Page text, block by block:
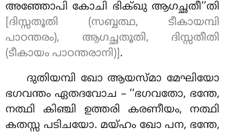
അഞ്ഞോപി കോചി ഭിക്ഖു ആഗച്ഛതീ’’തി
[ദിസ്സതൂതി (സബ്ബത്ഥ, ടീകായമ്പി
പാഠന്തരം), ആഗച്ഛതൂതി, ദിസ്സതീതി
(ടീകായം പാഠന്തരാനി)] .
ദുതിയമ്പി ഖോ ആയസ്മാ മേഘിയോ
ഭഗവന്തം ഏതദവോച – ‘‘ഭഗവതോ, ഭന്തേ,
നത്ഥി കിഞ്ചി ഉത്തരി കരണീയം, നത്ഥി
കതസ്സ പടിചയോ. മയ്ഹം ഖോ പന, ഭന്തേ,